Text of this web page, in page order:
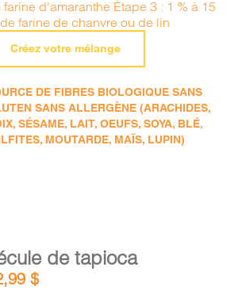
farine d'amaranthe Étape 3 : 1 % à 15
farine de chanvre ou de lin
Créez votre mélange
DE FIBRES BIOLOGIQUE SANS
SANS ALLERGÈNE (ARACHIDES,
SÉSAME, LAIT, OEUFS, SOYA, BLÉ,
MOUTARDE, MAÏS, LUPIN)
de tapioca
$